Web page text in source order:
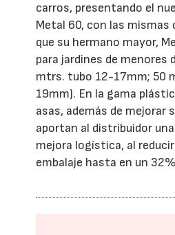
carros, presentando el
Metal 60, con las
que su hermano mayor,
para jardines de menores
mtrs. tubo 12-17mm; 50
19mm). En la gama
asas, además de mejorar
aportan al distribuidor
mejora logística, al
embalaje hasta en un